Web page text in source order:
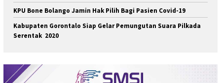
KPU Bone Bolango Jamin Hak Pilih Bagi Pasien Covid-19
Kabupaten Gorontalo Siap Gelar Pemungutan Suara Pilkada
Serentak 2020